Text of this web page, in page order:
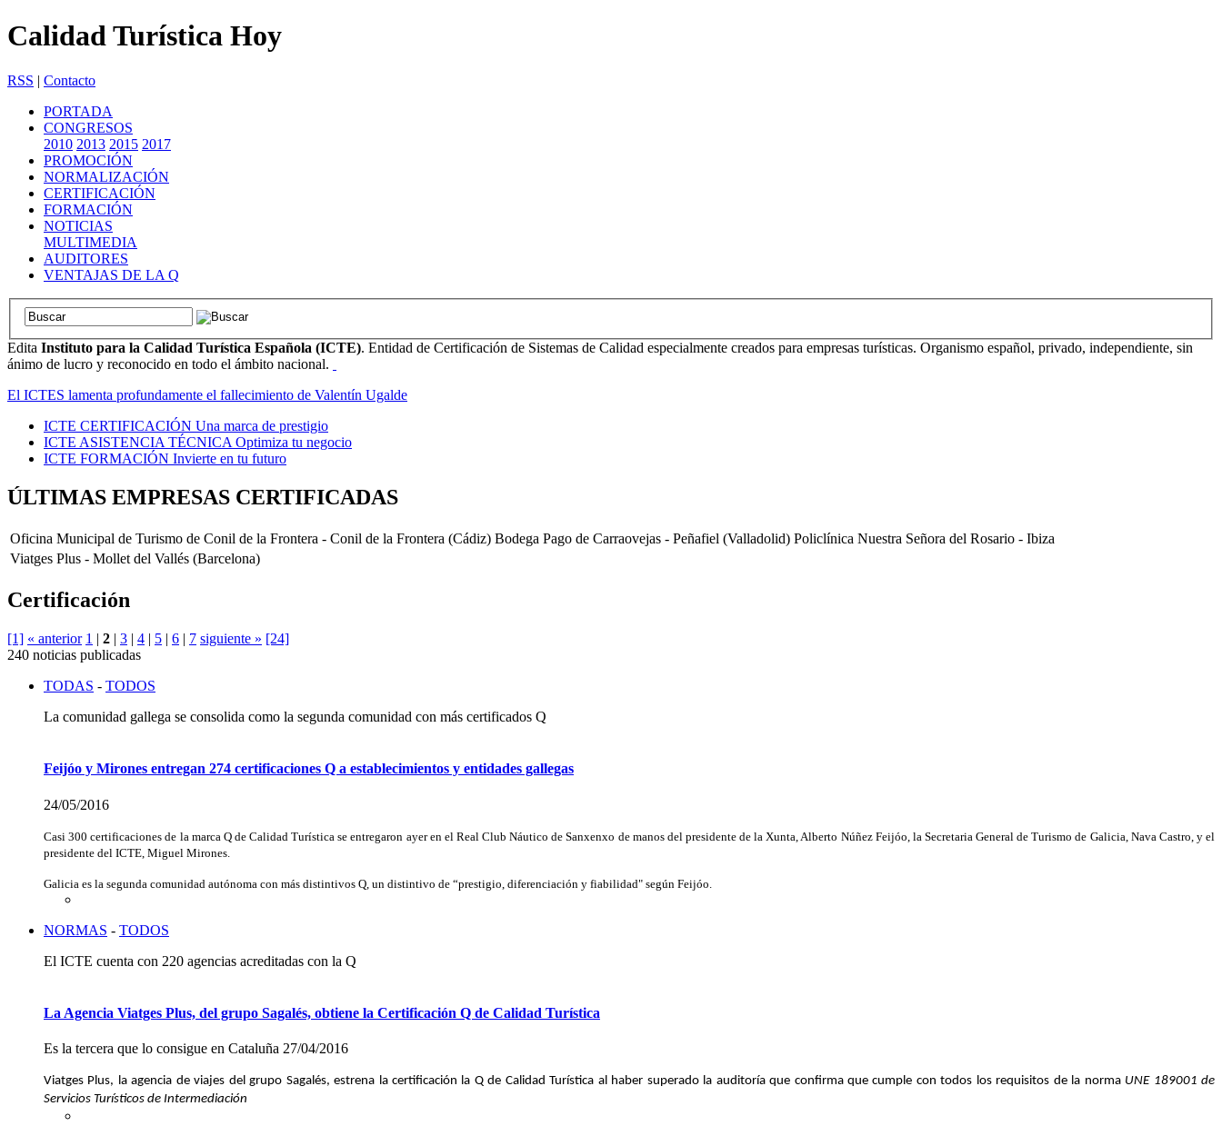
Calidad Turística Hoy
RSS | Contacto
PORTADA
CONGRESOS
2010 2013 2015 2017
PROMOCIÓN
NORMALIZACIÓN
CERTIFICACIÓN
FORMACIÓN
NOTICIAS
MULTIMEDIA
AUDITORES
VENTAJAS DE LA Q
Edita Instituto para la Calidad Turística Española (ICTE). Entidad de Certificación de Sistemas de Calidad especialmente creados para empresas turísticas. Organismo español, privado, independiente, sin
ánimo de lucro y reconocido en todo el ámbito nacional.
El ICTES lamenta profundamente el fallecimiento de Valentín Ugalde
ICTE CERTIFICACIÓN Una marca de prestigio
ICTE ASISTENCIA TÉCNICA Optimiza tu negocio
ICTE FORMACIÓN Invierte en tu futuro
ÚLTIMAS EMPRESAS CERTIFICADAS
Oficina Municipal de Turismo de Conil de la Frontera - Conil de la Frontera (Cádiz) Bodega Pago de Carraovejas - Peñafiel (Valladolid) Policlínica Nuestra Señora del Rosario - Ibiza
Viatges Plus - Mollet del Vallés (Barcelona)
Certificación
[1] « anterior 1 | 2 | 3 | 4 | 5 | 6 | 7 siguiente » [24]
240 noticias publicadas
TODAS - TODOS
La comunidad gallega se consolida como la segunda comunidad con más certificados Q
Feijóo y Mirones entregan 274 certificaciones Q a establecimientos y entidades gallegas
24/05/2016
Casi 300 certificaciones de la marca Q de Calidad Turística se entregaron ayer en el Real Club Náutico de Sanxenxo de manos del presidente de la Xunta, Alberto Núñez Feijóo, la Secretaria General de Turismo de Galicia, Nava Castro, y el
presidente del ICTE, Miguel Mirones.
Galicia es la segunda comunidad autónoma con más distintivos Q, un distintivo de “prestigio, diferenciación y fiabilidad" según Feijóo.
NORMAS - TODOS
El ICTE cuenta con 220 agencias acreditadas con la Q
La Agencia Viatges Plus, del grupo Sagalés, obtiene la Certificación Q de Calidad Turística
Es la tercera que lo consigue en Cataluña 27/04/2016
Viatges Plus, la agencia de viajes del grupo Sagalés, estrena la certificación la Q de Calidad Turística al haber superado la auditoría que confirma que cumple con todos los requisitos de la norma UNE 189001 de
Servicios Turísticos de Intermediación